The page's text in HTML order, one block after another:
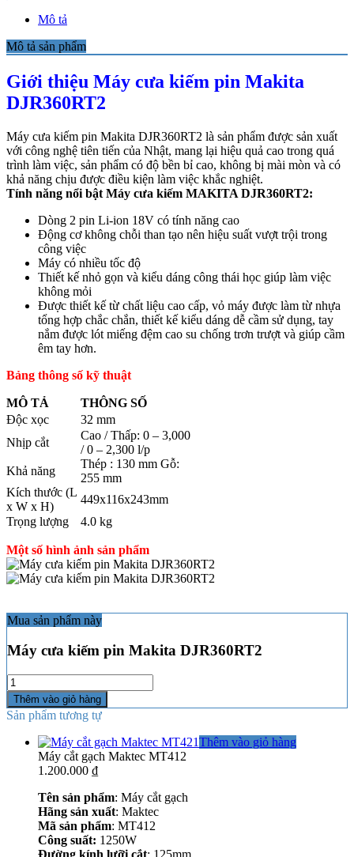
Mô tả
Mô tả sản phẩm
Giới thiệu Máy cưa kiếm pin Makita
DJR360RT2
Máy cưa kiếm pin Makita DJR360RT2 là sản phẩm được sản xuất
với công nghệ tiên tiến của Nhật, mang lại hiệu quả cao trong quá
trình làm việc, sản phẩm có độ bền bỉ cao, không bị mài mòn và có
khả năng chịu được điều kiện làm việc khắc nghiệt.
Tính năng nổi bật Máy cưa kiếm MAKITA DJR360RT2:
Dòng 2 pin Li-ion 18V có tính năng cao
Động cơ không chỗi than tạo nên hiệu suất vượt trội trong
công việc
Máy có nhiều tốc độ
Thiết kế nhỏ gọn và kiểu dáng công thái học giúp làm việc
không mỏi
Được thiết kế từ chất liệu cao cấp, vỏ máy được làm từ nhựa
tổng hợp chắc chắn, thiết kế kiểu dáng dễ cầm sử dụng, tay
nắm được lót miếng đệm cao su chống trơn trượt và giúp cầm
êm tay hơn.
Bảng thông số kỹ thuật
MÔ TẢ
THÔNG SỐ
Độc xọc
32 mm
Nhịp cắt
Cao / Thấp: 0 – 3,000
/ 0 – 2,300 l/p
Khả năng
Thép : 130 mm Gỗ:
255 mm
Kích thước (L
x W x H)
449x116x243mm
Trọng lượng
4.0 kg
Một số hình ảnh sản phẩm
Mua sản phẩm này
Máy cưa kiếm pin Makita DJR360RT2
Số
lượng
Thêm vào giỏ hàng
Sản phẩm tương tự
Thêm vào giỏ hàng
Máy cắt gạch Maktec MT412
1.200.000 ₫
Tên sản phẩm: Máy cắt gạch
Hãng sản xuất: Maktec
Mã sản phẩm: MT412
Công suất: 1250W